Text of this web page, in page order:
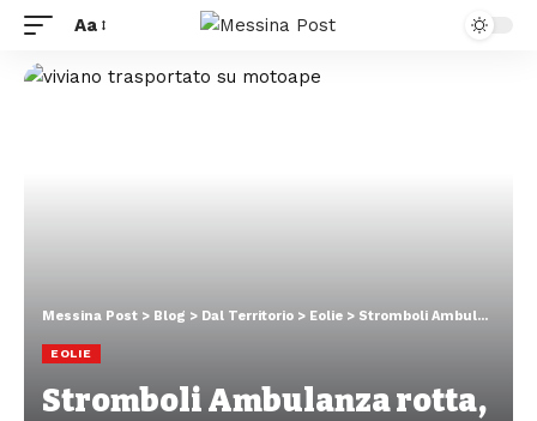
Aa
Messina Post > Blog > Dal Territorio > Eolie > Stromboli Ambulanza rotta, 4 ore di attesa: l’odissea di Viviano
EOLIE
Stromboli Ambulanza rotta,